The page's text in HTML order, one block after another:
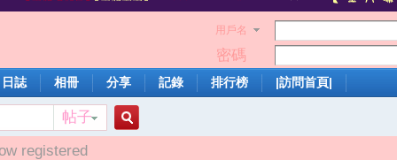
用戶名
密碼
日誌 相冊 分享 記錄 排行榜 |訪問首頁|
帖子
registered